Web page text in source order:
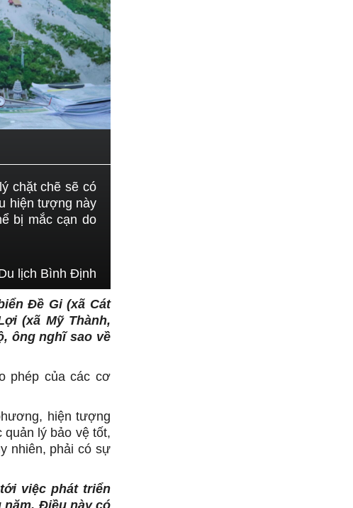
chặt chẽ sẽ có
hiện tượng này
bị mắc cạn do
lịch Bình Định
Đề Gi (xã Cát
(xã Mỹ Thành,
ông nghĩ sao về
phép của các cơ
hiện tượng
lý bảo vệ tốt,
nhiên, phải có sự
việc phát triển
Điều này có